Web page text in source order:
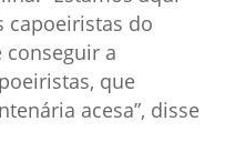
capoeiristas do
conseguir a
que
acesa”, disse